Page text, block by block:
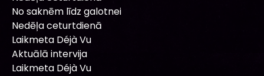
No saknēm līdz galotnei
Nedēļa ceturtdienā
Laikmeta Déjà Vu
Aktuālā intervija
Laikmeta Déjà Vu